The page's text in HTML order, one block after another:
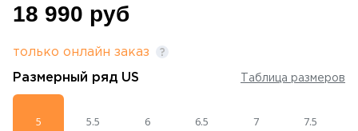
18 990 руб
только онлайн заказ
Размерный ряд US Таблица размеров
5 5.5 6 6.5 7 7.5